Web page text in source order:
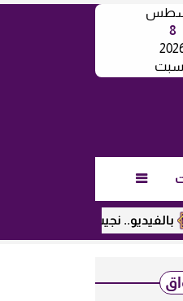
8

نجيب ساويرس يكشف عن رأيه في